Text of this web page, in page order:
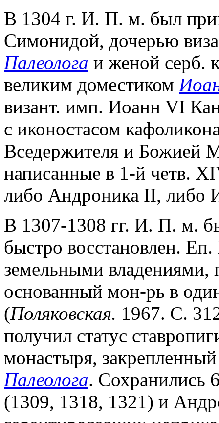
В 1304 г. И. П. м. был
Симонидой, дочерью
Палеолога и женой серб.
великим доместиком
визант. имп. Иоанн VI
с иконостасом
Вседержителя и Божией
написанные в 1-й четв.
либо Андроника II, либо
В 1307-1308 гг. И. П. м.
быстро восстановлен.
земельными владениями,
основанный мон-рь в
(Поляковская. 1967. С.
получил статус
монастыря,
Палеолога. Сохранились
(1309, 1318, 1321) и